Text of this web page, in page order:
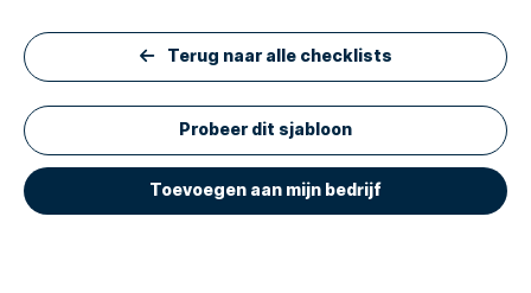
Terug naar alle checklists
Probeer dit sjabloon
Toevoegen aan mijn bedrijf